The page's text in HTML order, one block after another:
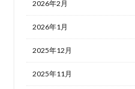
2026年2月
2026年1月
2025年12月
2025年11月